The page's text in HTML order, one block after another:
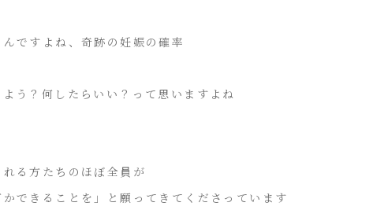
ですよね、奇跡の妊娠の確率
う？何したらいい？って思いますよね
る方たちのほぼ全員が
かできることを」と願ってきてくださっています